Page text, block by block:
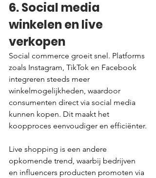
6. Social media
winkelen en live
verkopen
Social commerce groeit snel. Platforms
zoals Instagram, TikTok en Facebook
integreren steeds meer
winkelmogelijkheden, waardoor
consumenten direct via social media
kunnen kopen. Dit maakt het
koopproces eenvoudiger en efficiënter.
Live shopping is een andere
opkomende trend, waarbij bedrijven
en influencers producten promoten via